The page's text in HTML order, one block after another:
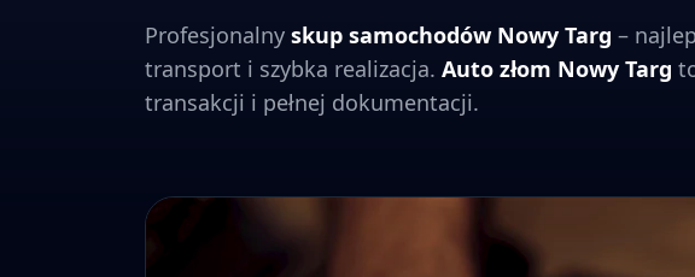
Profesjonalny skup samochodów Nowy Targ –
transport i szybka realizacja. Auto złom Nowy Targ
transakcji i pełnej dokumentacji.